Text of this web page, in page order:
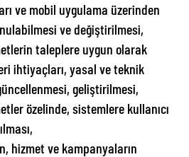
ve mobil uygulama üzerinden
ve değiştirilmesi,
taleplere uygun olarak
ihtiyaçları, yasal ve teknik
geliştirilmesi,
özelinde, sistemlere kullanıcı
hizmet ve kampanyaların